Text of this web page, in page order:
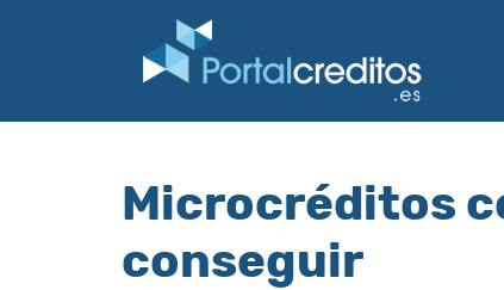
Microcréditos
conseguir